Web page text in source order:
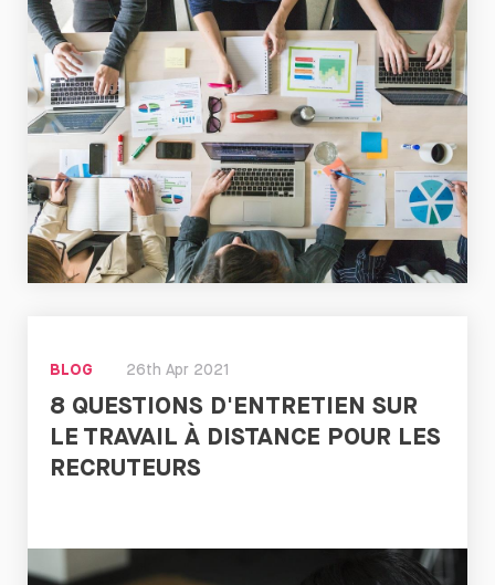
BLOG 26th Apr 2021
8 QUESTIONS D'ENTRETIEN SUR
LE TRAVAIL À DISTANCE POUR LES
RECRUTEURS